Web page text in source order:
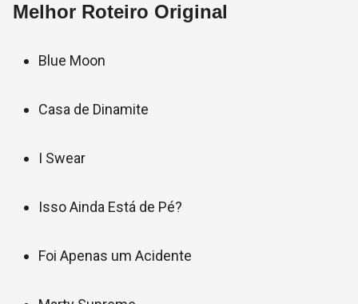
Melhor Roteiro Original
Blue Moon
Casa de Dinamite
I Swear
Isso Ainda Está de Pé?
Foi Apenas um Acidente